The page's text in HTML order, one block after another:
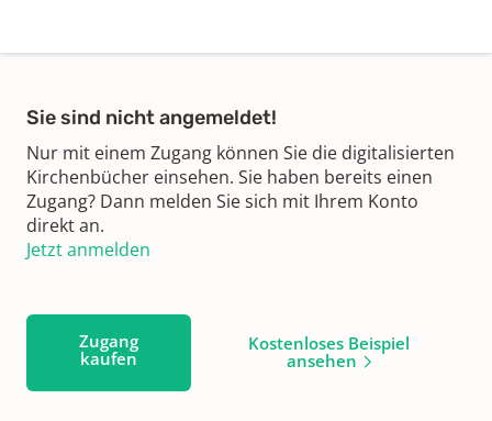
Sie sind nicht angemeldet!
Nur mit einem Zugang können Sie die digitalisierten
Kirchenbücher einsehen. Sie haben bereits einen
Zugang? Dann melden Sie sich mit Ihrem Konto
direkt an.
Jetzt anmelden
Zugang
kaufen
Kostenloses Beispiel
ansehen